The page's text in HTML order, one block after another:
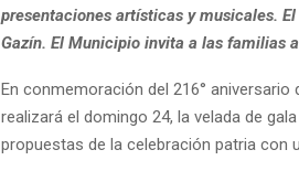
presentaciones artísticas y musicales.
Gazín. El Municipio invita a las familias
En conmemoración del 216° aniversario
realizará el domingo 24, la velada de
propuestas de la celebración patria con